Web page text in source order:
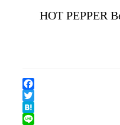
HOT PEPPER
Facebook
Twitter
Hatena